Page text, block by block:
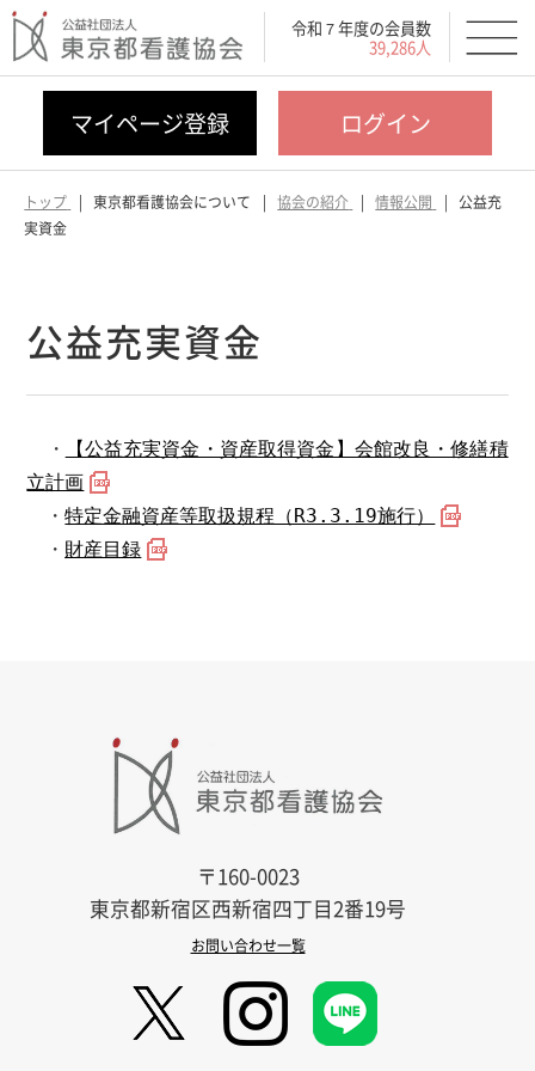
令和７年度の会員数
39,286人
マイページ登録 ログイン
トップ 東京都看護協会について 協会の紹介 情報公開
公益充
実資金
公益充実資金
・
【公益充実資金・資産取得資金】会館改良・修繕積
立計画
・特定金融資産等取扱規程（R3.3.19施行）
・ 財産目録
〒160-0023
東京都新宿区西新宿四丁目2番19号
お問い合わせ一覧